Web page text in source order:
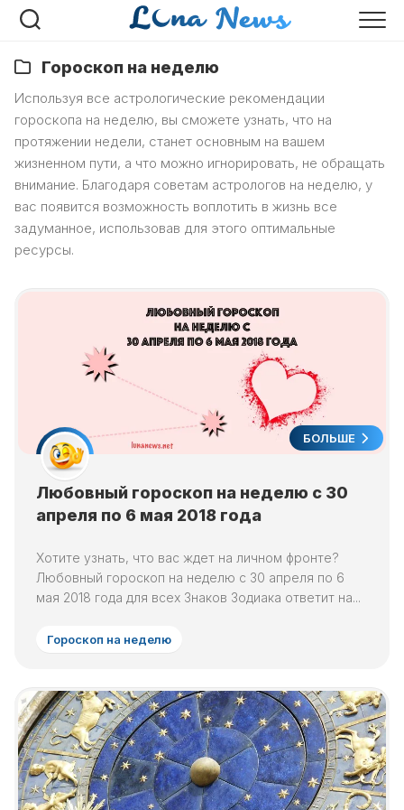
Перейти
Гороскоп на неделю
Используя все астрологические рекомендации
гороскопа на неделю, вы сможете узнать, что на
протяжении недели, станет основным на вашем
жизненном пути, а что можно игнорировать, не обращать
внимание. Благодаря советам астрологов на неделю, у
вас появится возможность воплотить в жизнь все
задуманное, использовав для этого оптимальные
ресурсы.
БОЛЬШЕ
Любовный гороскоп на неделю с 30
апреля по 6 мая 2018 года
Хотите узнать, что вас ждет на личном фронте?
Любовный гороскоп на неделю с 30 апреля по 6
мая 2018 года для всех Знаков Зодиака ответит на...
Гороскоп на неделю